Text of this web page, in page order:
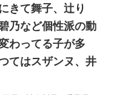
きて舞子、辻り
乃など個性派の動
わってる子が多
てはスザンヌ、井